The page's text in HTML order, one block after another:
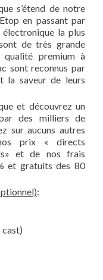
s’étend de notre
en passant par
la plus
de très grande
premium à
sont reconnus par
la saveur de leurs
et découvrez un
des milliers de
sur aucuns autres
prix « directs
et de nos frais
et gratuits des 80
:
cast)